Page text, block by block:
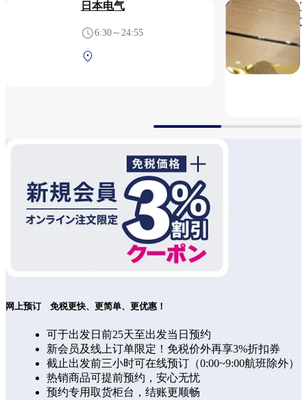
日本电气
6:30～24:55
网上预订　免税更快、更简单、更优惠！
可于出发日前25天至出发当日预约
新会员及线上订单限定！免税价外再享3%折扣券
截止出发前三小时可在线预订（0:00~9:00航班除外）
热销商品可提前预约，安心无忧
预约专用取货柜台，结账更顺畅